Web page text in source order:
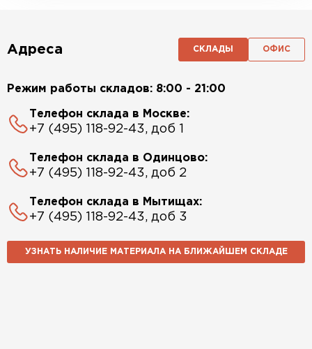
Адреса СКЛАДЫ ОФИС
Режим работы складов: 8:00 - 21:00
Телефон склада в Москве:
+7 (495) 118-92-43, доб 1
Телефон склада в Одинцово:
+7 (495) 118-92-43, доб 2
Телефон склада в Мытищах:
+7 (495) 118-92-43, доб 3
УЗНАТЬ НАЛИЧИЕ МАТЕРИАЛА НА БЛИЖАЙШЕМ СКЛАДЕ